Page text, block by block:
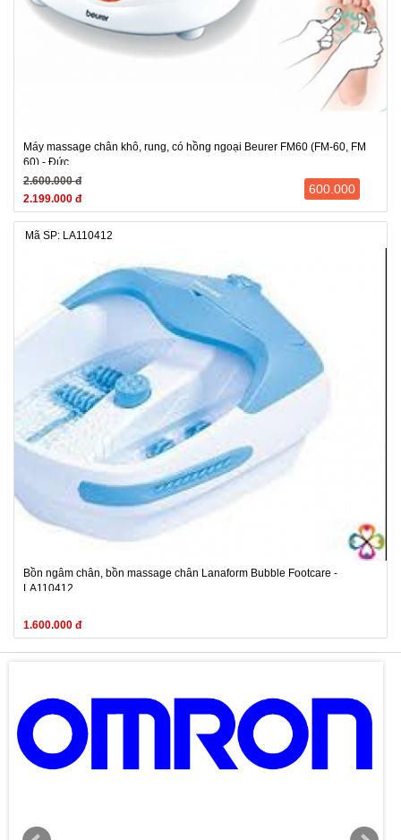
Máy massage chân khô, rung, có hồng ngoại Beurer FM60 (FM-60, FM
60) - Đức
2.600.000 đ
2.199.000 đ
600.000
Mã SP: LA110412
Bồn ngâm chân, bồn massage chân Lanaform Bubble Footcare -
LA110412
1.600.000 đ